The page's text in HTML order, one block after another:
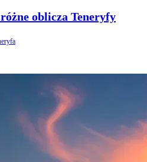
oblicza Teneryfy